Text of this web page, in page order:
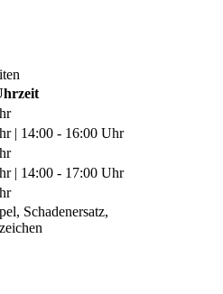
| 14:00 - 16:00 Uhr
| 14:00 - 17:00 Uhr
Schadenersatz,